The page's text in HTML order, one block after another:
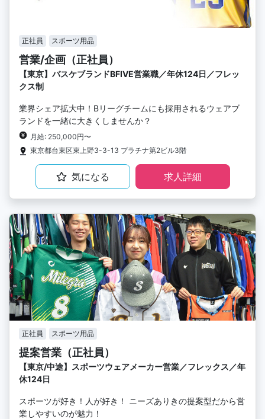
正社員 スポーツ用品
営業/企画（正社員）
【東京】バスケブランドBFIVE営業職／年休124日／フレッ
クス制
業界シェア拡大中！Bリーグチームにも採用されるウェアブ
ランドを一緒に大きくしませんか？
月給: 250,000円〜
東京都台東区東上野3-3-13 プラチナ第2ビル3階
気になる 求人詳細
正社員 スポーツ用品
提案営業（正社員）
【東京/中途】スポーツウェアメーカー営業／フレックス／年
休124日
スポーツが好き！人が好き！ ニーズありきの提案型だから営
業しやすいのが魅力！